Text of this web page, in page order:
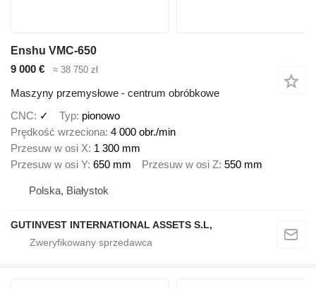
Enshu VMC-650
9 000 €
≈ 38 750 zł
Maszyny przemysłowe - centrum obróbkowe
CNC
✓ Typ pionowo
Prędkość wrzeciona 4 000 obr./min
Przesuw w osi X 1 300 mm
Przesuw w osi Y 650 mm Przesuw w osi Z 550 mm
Polska, Białystok
GUTINVEST INTERNATIONAL ASSETS S.L,